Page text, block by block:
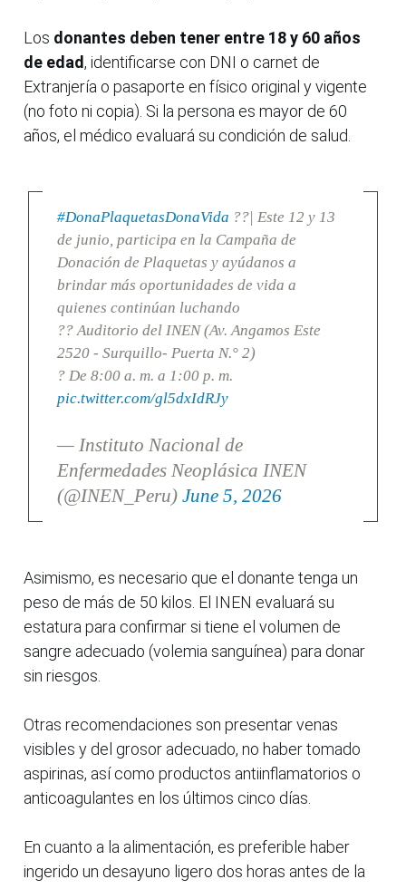
Los donantes deben tener entre 18 y 60 años
de edad, identificarse con DNI o carnet de
Extranjería o pasaporte en físico original y vigente
(no foto ni copia). Si la persona es mayor de 60
años, el médico evaluará su condición de salud.
#DonaPlaquetasDonaVida ??| Este 12 y 13
de junio, participa en la Campaña de
Donación de Plaquetas y ayúdanos a
brindar más oportunidades de vida a
quienes continúan luchando
?? Auditorio del INEN (Av. Angamos Este
2520 - Surquillo- Puerta N.° 2)
? De 8:00 a. m. a 1:00 p. m.
pic.twitter.com/gl5dxIdRJy
— Instituto Nacional de
Enfermedades Neoplásica INEN
(@INEN_Peru) June 5, 2026
Asimismo, es necesario que el donante tenga un
peso de más de 50 kilos. El INEN evaluará su
estatura para confirmar si tiene el volumen de
sangre adecuado (volemia sanguínea) para donar
sin riesgos.
Otras recomendaciones son presentar venas
visibles y del grosor adecuado, no haber tomado
aspirinas, así como productos antiinflamatorios o
anticoagulantes en los últimos cinco días.
En cuanto a la alimentación, es preferible haber
ingerido un desayuno ligero dos horas antes de la